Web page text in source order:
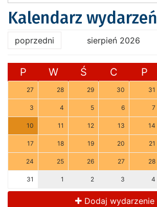
Kalendarz wydarzeń
poprzedni sierpień 2026
P W Ś C P
27 28 29 30 31
3 4 5 6 7
10 11 12 13 14
17 18 19 20 21
24 25 26 27 28
31 1 2 3 4
Dodaj wydarzenie